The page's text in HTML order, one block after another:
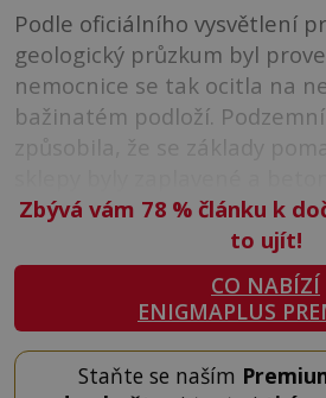
Podle oficiálního vysvětlení
geologický průzkum byl
nemocnice se tak ocitla na
bažinatém podloží.
způsobila, že se základy
Zbývá vám 78 %článku k
to ujít!
CO NABÍZÍ
ENIGMAPLUS
Staňte se naším